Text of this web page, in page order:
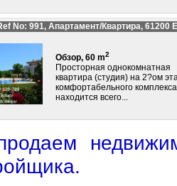
No: 991, Апартамент/Квартира, 61200
Обзор, 60 m2
Просторная однокомнатная
квартира (студия) на 2?ом
комфортабельного комплекса
находится всего...